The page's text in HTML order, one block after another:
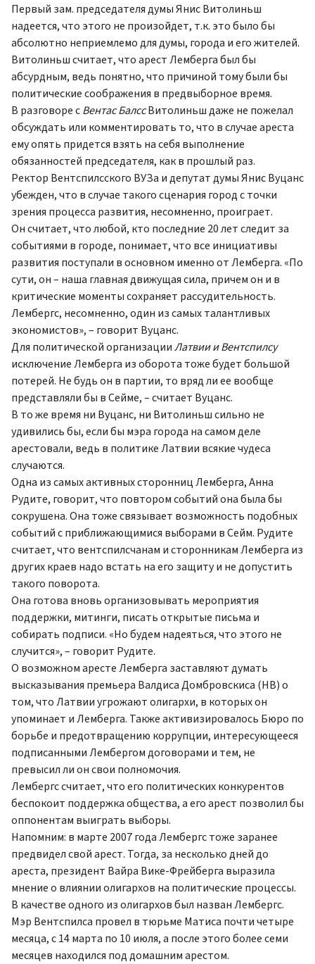
Первый зам. председателя думы Янис Витолиньш
надеется, что этого не произойдет, т.к. это было бы
абсолютно неприемлемо для думы, города и его жителей.
Витолиньш считает, что арест Лемберга был бы
абсурдным, ведь понятно, что причиной тому были бы
политические соображения в предвыборное время.
В разговоре сВентас БалссВитолиньш даже не пожелал
обсуждать или комментировать то, что в случае ареста
ему опять придется взять на себя выполнение
обязанностей председателя, как в прошлый раз.
Ректор Вентспилсского ВУЗа и депутат думы Янис Вуцанс
убежден, что в случае такого сценария город с точки
зрения процесса развития, несомненно, проиграет.
Он считает, что любой, кто последние 20 лет следит за
событиями в городе, понимает, что все инициативы
развития поступали в основном именно от Лемберга. «По
сути, он – наша главная движущая сила, причем он и в
критические моменты сохраняет рассудительность.
Лембергс, несомненно, один из самых талантливых
экономистов», – говорит Вуцанс.
Для политической организацииЛатвии и Вентспилсу
исключение Лемберга из оборота тоже будет большой
потерей. Не будь он в партии, то вряд ли ее вообще
представляли бы в Сейме, – считает Вуцанс.
В то же время ни Вуцанс, ни Витолиньш сильно не
удивились бы, если бы мэра города на самом деле
арестовали, ведь в политике Латвии всякие чудеса
случаются.
Одна из самых активных сторонниц Лемберга, Анна
Рудите, говорит, что повтором событий она была бы
сокрушена. Она тоже связывает возможность подобных
событий с приближающимися выборами в Сейм. Рудите
считает, что вентспилсчанам и сторонникам Лемберга из
других краев надо встать на его защиту и не допустить
такого поворота.
Она готова вновь организовывать мероприятия
поддержки, митинги, писать открытые письма и
собирать подписи. «Но будем надеяться, что этого не
случится», – говорит Рудите.
О возможном аресте Лемберга заставляют думать
высказывания премьера Валдиса Домбровскиса (НВ) о
том, что Латвии угрожают олигархи, в которых он
упоминает и Лемберга. Также активизировалось Бюро по
борьбе и предотвращению коррупции, интересующееся
подписанными Лембергом договорами и тем, не
превысил ли он свои полномочия.
Лембергс считает, что его политических конкурентов
беспокоит поддержка общества, а его арест позволил бы
оппонентам выиграть выборы.
Напомним: в марте 2007 года Лембергс тоже заранее
предвидел свой арест. Тогда, за несколько дней до
ареста, президент Вайра Вике-Фрейберга выразила
мнение о влиянии олигархов на политические процессы.
В качестве одного из олигархов был назван Лембергс.
Мэр Вентспилса провел в тюрьме Матиса почти четыре
месяца, с 14 марта по 10 июля, а после этого более семи
месяцев находился под домашним арестом.